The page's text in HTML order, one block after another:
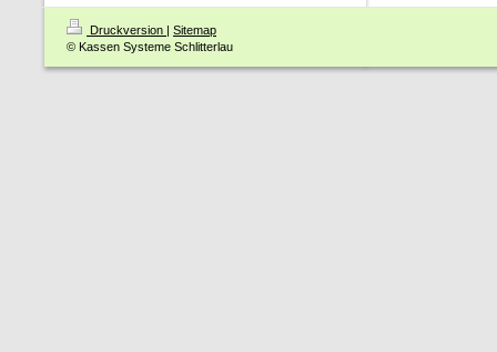
Druckversion | Sitemap
© Kassen Systeme Schlitterlau